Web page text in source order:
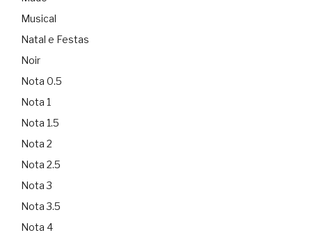
Musical
Natal e Festas
Noir
Nota 0.5
Nota 1
Nota 1.5
Nota 2
Nota 2.5
Nota 3
Nota 3.5
Nota 4